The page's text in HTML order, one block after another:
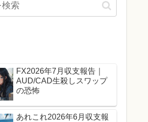
FX2026年7月収支報告｜
AUD/CAD生殺しスワップ
の恐怖
あれこれ2026年6月収支報